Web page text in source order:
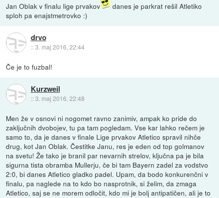
Jan Oblak v finalu lige prvakov
danes je parkrat rešil Atletiko
sploh pa enajstmetrovko :)
drvo
::3. maj 2016, 22:44
Če je to fuzbal!
Kurzweil
::3. maj 2016, 22:48
Men že v osnovi ni nogomet ravno zanimiv, ampak ko pride do
zaključnih dvobojev, tu pa tam pogledam. Vse kar lahko rečem je
samo to, da je danes v finale Lige prvakov Atletico spravil nihče
drug, kot Jan Oblak. Čestitke Janu, res je eden od top golmanov
na svetu! Že tako je branil par nevarnih strelov, ključna pa je bila
sigurna tista obramba Mullerju, če bi tam Bayern zadel za vodstvo
2:0, bi danes Atletico gladko padel. Upam, da bodo konkurenčni v
finalu, pa naglede na to kdo bo nasprotnik, si želim, da zmaga
Atletico, saj se ne morem odločit, kdo mi je bolj antipatičen, ali je to